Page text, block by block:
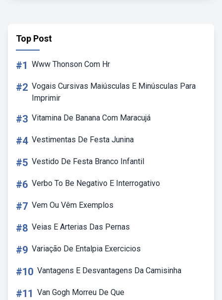
Top Post
#1 Www Thonson Com Hr
#2 Vogais Cursivas Maiúsculas E Minúsculas Para
Imprimir
#3 Vitamina De Banana Com Maracujá
#4 Vestimentas De Festa Junina
#5 Vestido De Festa Branco Infantil
#6 Verbo To Be Negativo E Interrogativo
#7 Vem Ou Vêm Exemplos
#8 Veias E Arterias Das Pernas
#9 Variação De Entalpia Exercicios
#10 Vantagens E Desvantagens Da Camisinha
#11 Van Gogh Morreu De Que